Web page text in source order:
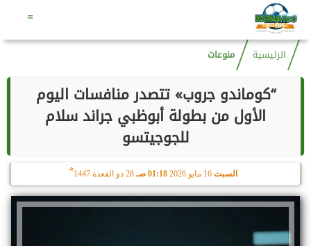
=
الرئيسية منوعات
“كوماندو جروب» تتصدر منافسات اليوم
الأول من بطولة أبوظبي جراند سلام
للجوجيتسو
السبت 01:18 صـ 28 ذو القعدة 1447
هـ